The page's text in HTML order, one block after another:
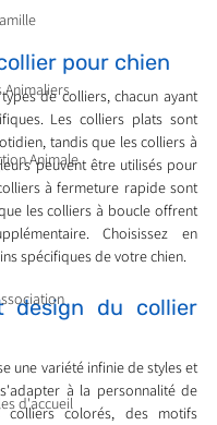
Animaliers
Animale
d'accueil
pour chien
de colliers, chacun ayant
Les colliers plats sont
tandis que les colliers à
peuvent être utilisés pour
à fermeture rapide sont
les colliers à boucle offrent
Choisissez en
spécifiques de votre chien.
design du collier
une variété infinie de styles et
à la personnalité de
colliers colorés, des motifs